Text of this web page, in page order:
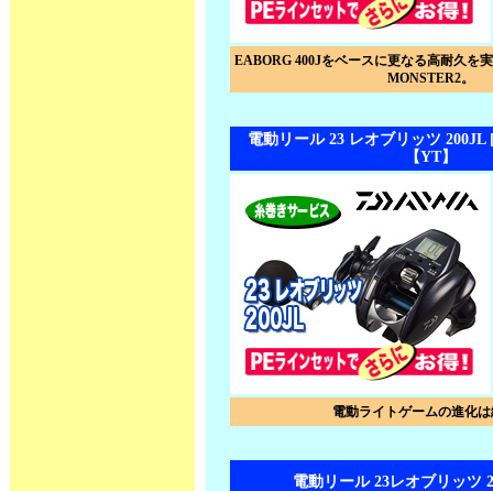
EABORG 400Jをベースに更なる高耐久を
MONSTER2。
電動リール 23 レオブリッツ
【YT】
電動ライトゲームの進化
電動リール 23レオブリッツ